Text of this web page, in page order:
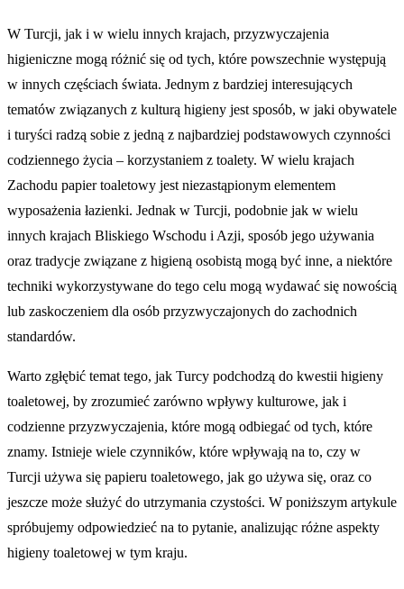
W Turcji, jak i w wielu innych krajach, przyzwyczajenia
higieniczne mogą różnić się od tych, które powszechnie występują
w innych częściach świata. Jednym z bardziej interesujących
tematów związanych z kulturą higieny jest sposób, w jaki obywatele
i turyści radzą sobie z jedną z najbardziej podstawowych czynności
codziennego życia – korzystaniem z toalety. W wielu krajach
Zachodu papier toaletowy jest niezastąpionym elementem
wyposażenia łazienki. Jednak w Turcji, podobnie jak w wielu
innych krajach Bliskiego Wschodu i Azji, sposób jego używania
oraz tradycje związane z higieną osobistą mogą być inne, a niektóre
techniki wykorzystywane do tego celu mogą wydawać się nowością
lub zaskoczeniem dla osób przyzwyczajonych do zachodnich
standardów.
Warto zgłębić temat tego, jak Turcy podchodzą do kwestii higieny
toaletowej, by zrozumieć zarówno wpływy kulturowe, jak i
codzienne przyzwyczajenia, które mogą odbiegać od tych, które
znamy. Istnieje wiele czynników, które wpływają na to, czy w
Turcji używa się papieru toaletowego, jak go używa się, oraz co
jeszcze może służyć do utrzymania czystości. W poniższym artykule
spróbujemy odpowiedzieć na to pytanie, analizując różne aspekty
higieny toaletowej w tym kraju.